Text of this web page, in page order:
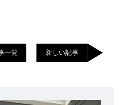
一覧 新しい記事